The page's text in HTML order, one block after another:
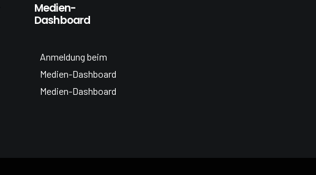
Medien-
Dashboard
Anmeldung beim
Medien-Dashboard
Medien-Dashboard